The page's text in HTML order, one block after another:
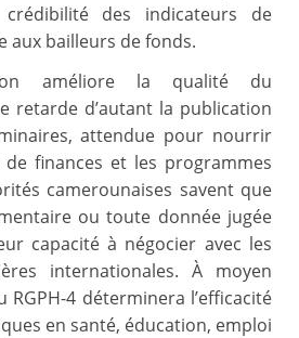
des indicateurs de
aux bailleurs de fonds.
améliore la qualité du
retarde d’autant la publication
attendue pour nourrir
finances et les programmes
camerounaises savent que
ou toute donnée jugée
capacité à négocier avec les
internationales. À moyen
4 déterminera l’efficacité
en santé, éducation, emploi